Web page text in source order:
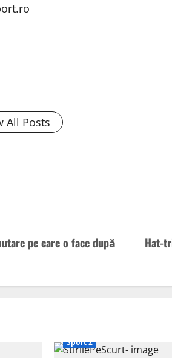
All Posts
pe care o face după
Hat-
Sport 2